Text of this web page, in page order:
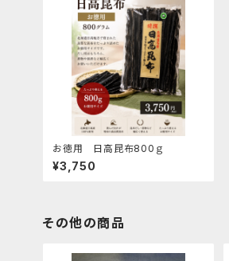
お徳用 日高昆布800ｇ
¥3,750
その他の商品